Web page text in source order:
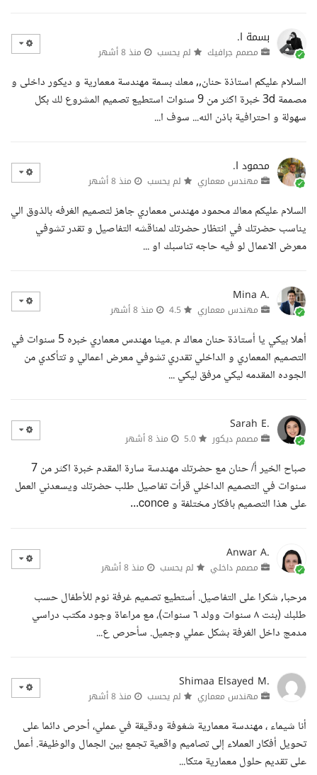
بسمة ا.
مصمم جرافيك لم يحسب منذ 8 أشهر
السلام عليكم استاذة حنان,, معك بسمة مهندسة معمارية و ديكور داخلى و
مصممة 3d خبرة اكثر من 9 سنوات استطيع تصميم المشروع لك بكل
سهولة و احترافية باذن الله... سوف ا...
محمود ا.
مهندس معماري لم يحسب منذ 8 أشهر
السلام عليكم معاك محمود مهندس معماري جاهز لتصميم الغرفه بالذوق الي
يناسب حضرتك في انتظار حضرتك لمناقشه التفاصيل و تقدر تشوفي
معرض الاعمال لو فيه حاجه تناسبك او ...
Mina A.
مهندس معماري منذ 8 أشهر
أهلا بيكي يا أستاذة حنان معاك م .مينا مهندس معماري خبره 5 سنوات في
التصميم المعماري و الداخلي تقدري تشوفي معرض اعمالي و تتأكدي من
الجوده المقدمه ليكي مرفق ليكي ...
Sarah E.
مصمم ديكور منذ 8 أشهر
صباح الخير أ/ حنان مع حضرتك مهندسة سارة المقدم خبرة اكثر من 7
سنوات في التصميم الداخلي قرأت تفاصيل طلب حضرتك ويسعدني العمل
على هذا التصميم بافكار مختلفة و conce...
Anwar A.
مصمم داخلي لم يحسب منذ 8 أشهر
مرحبا, شكرا على التفاصيل. أستطيع تصميم غرفة نوم للأطفال حسب
طلبك (بنت ٨ سنوات وولد ٦ سنوات)، مع مراعاة وجود مكتب دراسي
مدمج داخل الغرفة بشكل عملي وجميل. سأحرص ع...
Shimaa Elsayed M.
مهندس معماري لم يحسب منذ 8 أشهر
أنا شيماء ، مهندسة معمارية شغوفة ودقيقة في عملي، أحرص دائما على
تحويل أفكار العملاء إلى تصاميم واقعية تجمع بين الجمال والوظيفة. أعمل
على تقديم حلول معمارية متكا...